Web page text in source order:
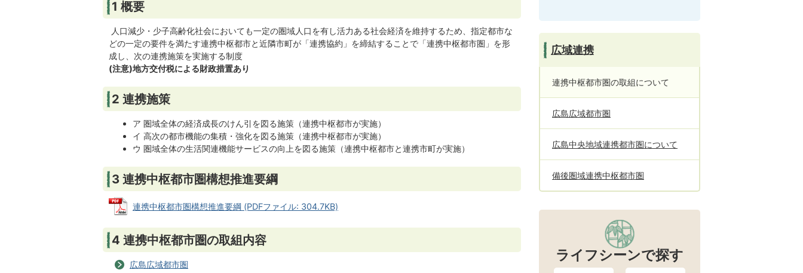
1 概要
人口減少・少子高齢化社会においても一定の圏域人口を有し活力ある社会経済を維持するため、指定都市な
どの一定の要件を満たす連携中枢都市と近隣市町が「連携協約」を締結することで「連携中枢都市圏」を形
成し、次の連携施策を実施する制度
(注意)地方交付税による財政措置あり
2 連携施策
ア 圏域全体の経済成長のけん引を図る施策（連携中枢都市が実施）
イ 高次の都市機能の集積・強化を図る施策（連携中枢都市が実施）
ウ 圏域全体の生活関連機能サービスの向上を図る施策（連携中枢都市と連携市町が実施）
3 連携中枢都市圏構想推進要綱
連携中枢都市圏構想推進要綱 (PDFファイル: 304.7KB)
4 連携中枢都市圏の取組内容
広島広域都市圏
広域連携
連携中枢都市圏の取組について
広島広域都市圏
広島中央地域連携都市圏について
備後圏域連携中枢都市圏
ライフシーンで探す